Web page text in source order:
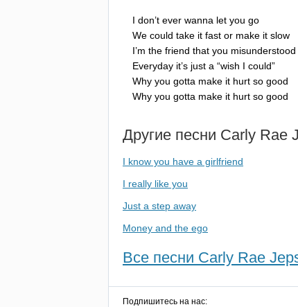
I don’t ever wanna let you go
We could take it fast or make it slow
I’m the friend that you misunderstood
Everyday it’s just a “wish I could”
Why you gotta make it hurt so good
Why you gotta make it hurt so good
Другие песни Carly Rae
I know you have a girlfriend
I really like you
Just a step away
Money and the ego
Все песни Carly Rae
Подпишитесь на нас: